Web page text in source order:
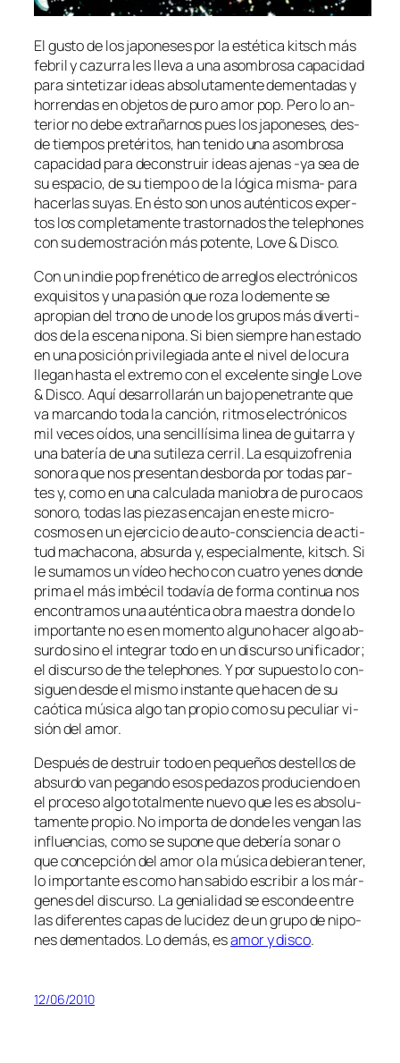
El gus­to de los ja­po­ne­ses por la es­té­ti­ca kitsch más
fe­bril y ca­zu­rra les lle­va a una asom­bro­sa ca­pa­ci­dad
pa­ra sin­te­ti­zar ideas ab­so­lu­ta­men­te de­men­ta­das y
ho­rren­das en ob­je­tos de pu­ro amor pop. Pero lo an­
te­rior no de­be ex­tra­ñar­nos pues los ja­po­ne­ses, des­
de tiem­pos pre­té­ri­tos, han te­ni­do una asom­bro­sa
ca­pa­ci­dad pa­ra de­cons­truir ideas aje­nas ‑ya sea de
su es­pa­cio, de su tiem­po o de la ló­gi­ca misma- pa­ra
ha­cer­las su­yas. En és­to son unos au­tén­ti­cos ex­per­
tos los com­ple­ta­men­te tras­tor­na­dos the te­lepho­nes
con su de­mos­tra­ción más po­ten­te, Love & Disco.
Con un in­die pop fre­né­ti­co de arre­glos elec­tró­ni­cos
ex­qui­si­tos y una pa­sión que ro­za lo de­men­te se
apro­pian del trono de uno de los gru­pos más di­ver­ti­
dos de la es­ce­na ni­po­na. Si bien siem­pre han es­ta­do
en una po­si­ción pri­vi­le­gia­da an­te el ni­vel de lo­cu­ra
lle­gan has­ta el ex­tre­mo con el ex­ce­len­te sin­gle Love
& Disco. Aquí de­sa­rro­lla­rán un ba­jo pe­ne­tran­te que
va mar­can­do to­da la can­ción, rit­mos elec­tró­ni­cos
mil ve­ces oí­dos, una sen­ci­llí­si­ma li­nea de gui­ta­rra y
una ba­te­ría de una su­ti­le­za ce­rril. La es­qui­zo­fre­nia
so­no­ra que nos pre­sen­tan des­bor­da por to­das par­
tes y, co­mo en una cal­cu­la­da ma­nio­bra de pu­ro caos
so­no­ro, to­das las pie­zas en­ca­jan en es­te micro-
cosmos en un ejer­ci­cio de auto-consciencia de ac­ti­
tud ma­cha­co­na, ab­sur­da y, es­pe­cial­men­te, kitsch. Si
le su­ma­mos un ví­deo he­cho con cua­tro ye­nes don­de
pri­ma el más im­bé­cil to­da­vía de for­ma con­ti­nua nos
en­con­tra­mos una au­tén­ti­ca obra maes­tra don­de lo
im­por­tan­te no es en mo­men­to al­guno ha­cer al­go ab­
sur­do sino el in­te­grar to­do en un dis­cur­so uni­fi­ca­dor;
el dis­cur­so de the te­lepho­nes. Y por su­pues­to lo con­
si­guen des­de el mis­mo ins­tan­te que ha­cen de su
caó­ti­ca mú­si­ca al­go tan pro­pio co­mo su pe­cu­liar vi­
sión del amor.
Después de des­truir to­do en pe­que­ños des­te­llos de
ab­sur­do van pe­gan­do esos pe­da­zos pro­du­cien­do en
el pro­ce­so al­go to­tal­men­te nue­vo que les es ab­so­lu­
ta­men­te pro­pio. No im­por­ta de don­de les ven­gan las
in­fluen­cias, co­mo se su­po­ne que de­be­ría so­nar o
que con­cep­ción del amor o la mú­si­ca de­bie­ran te­ner,
lo im­por­tan­te es co­mo han sa­bi­do es­cri­bir a los már­
ge­nes del dis­cur­so. La ge­nia­li­dad se es­con­de en­tre
las di­fe­ren­tes ca­pas de lu­ci­dez de un gru­po de ni­po­
nes de­men­ta­dos. Lo de­más, esamor y dis­co.
12/06/2010